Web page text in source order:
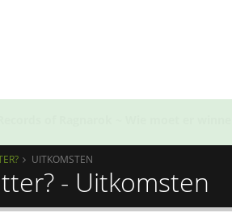
UITKOMSTEN
- Uitkomsten